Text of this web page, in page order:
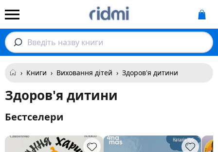
Введіть назву книги
› Книги › Виховання дітей › Здоров'я дитини
Здоров'я дитини
Бестселери